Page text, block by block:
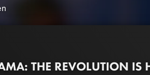
THE REVOLUTION IS